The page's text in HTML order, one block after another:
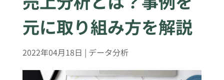
元に取り組み方を解説
2022年04月18日 | データ分析